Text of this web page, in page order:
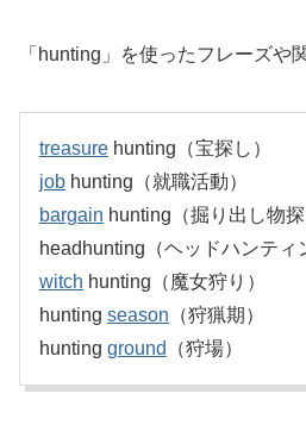
「hunting」を使ったフレーズや
treasure hunting（宝探し）
job hunting（就職活動）
bargain hunting（掘り出し物探
headhunting（ヘッドハンティ
witch hunting（魔女狩り）
hunting season （狩猟期）
hunting ground （狩場）